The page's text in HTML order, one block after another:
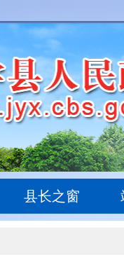
县长之窗